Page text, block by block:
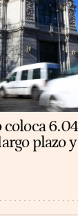
coloca
plazo